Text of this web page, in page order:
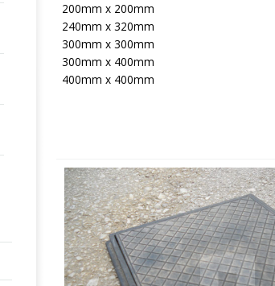
200mm x 200mm
240mm x 320mm
300mm x 300mm
300mm x 400mm
400mm x 400mm